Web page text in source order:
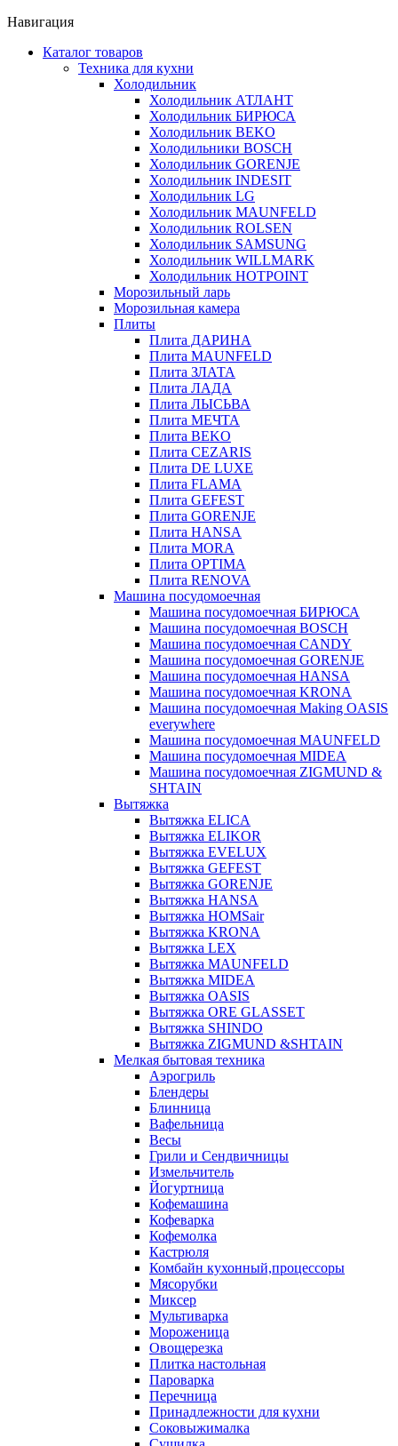
Навигация
Каталог товаров
Техника для кухни
Холодильник
Холодильник АТЛАНТ
Холодильник БИРЮСА
Холодильник BEKO
Холодильники BOSCH
Холодильник GORENJE
Холодильник INDESIT
Холодильник LG
Холодильник MAUNFELD
Холодильник ROLSEN
Холодильник SAMSUNG
Холодильник WILLMARK
Холодильник HOTPOINT
Морозильный ларь
Морозильная камера
Плиты
Плита ДАРИНА
Плита MAUNFELD
Плита ЗЛАТА
Плита ЛАДА
Плита ЛЫСЬВА
Плита МЕЧТА
Плита BEKO
Плита CEZARIS
Плита DE LUXE
Плита FLAMA
Плита GEFEST
Плита GORENJE
Плита HANSA
Плита MORA
Плита OPTIMA
Плита RENOVA
Машина посудомоечная
Машина посудомоечная БИРЮСА
Машина посудомоечная BOSCH
Машина посудомоечная CANDY
Машина посудомоечная GORENJE
Машина посудомоечная HANSA
Машина посудомоечная KRONA
Машина посудомоечная Making OASIS
everywhere
Машина посудомоечная MAUNFELD
Машина посудомоечная MIDEA
Машина посудомоечная ZIGMUND &
SHTAIN
Вытяжка
Вытяжка ELICA
Вытяжка ELIKOR
Вытяжка EVELUX
Вытяжка GEFEST
Вытяжка GORENJE
Вытяжка HANSA
Вытяжка HOMSair
Вытяжка KRONA
Вытяжка LEX
Вытяжка MAUNFELD
Вытяжка MIDEA
Вытяжка OASIS
Вытяжка ORE GLASSET
Вытяжка SHINDO
Вытяжка ZIGMUND &SHTAIN
Мелкая бытовая техника
Аэрогриль
Блендеры
Блинница
Вафельница
Весы
Грили и Сендвичницы
Измельчитель
Йогуртница
Кофемашина
Кофеварка
Кофемолка
Кастрюля
Комбайн кухонный,процессоры
Мясорубки
Миксер
Мультиварка
Мороженица
Овощерезка
Плитка настольная
Пароварка
Перечница
Принадлежности для кухни
Соковыжималка